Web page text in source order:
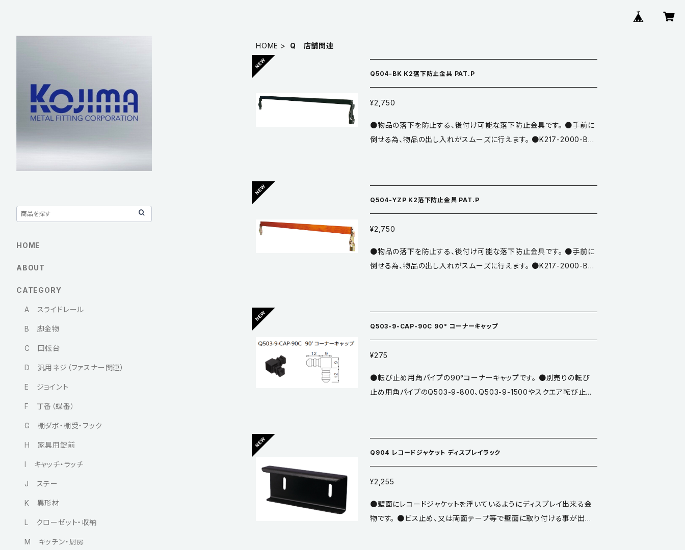
HOME Q 店舗関連
Q504-BK K2落下防止金具 PAT.P
¥2,750
●物品の落下を防止する、後付け可能な落下防止金具です。 ●手前に
倒せる為、物品の出し入れがスムーズに行えます。 ●K217-2000-BK-
Q504-YZP K2落下防止金具 PAT.P
¥2,750
●物品の落下を防止する、後付け可能な落下防止金具です。 ●手前に
倒せる為、物品の出し入れがスムーズに行えます。 ●K217-2000-BK-
Q503-9-CAP-90C 90° コーナーキャップ
¥275
●転び止め用角パイプの90°コーナーキャップです。 ●別売りの転び
止め用角パイプのQ503-9-800、Q503-9-1500やスクエア転び止め
【Q503 K2スクエア転び止め - YouTube】 https://www.youtube.c
Q904 レコードジャケット ディスプレイラック
¥2,255
●壁面にレコードジャケットを浮いているようにディスプレイ出来る金
物です。 ●ビス止め、又は両面テープ等で壁面に取り付ける事が出来
HOME
ABOUT
CATEGORY
A スライドレール
B 脚金物
C 回転台
D 汎用ネジ（ファスナー関連）
E ジョイント
F 丁番（蝶番）
G 棚ダボ・棚受・フック
H 家具用錠前
I キャッチ・ラッチ
J ステー
K 異形材
L クローゼット・収納
M キッチン・厨房